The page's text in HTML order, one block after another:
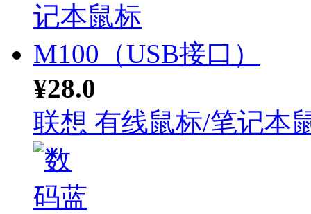
¥28.0
联想 有线鼠标/笔记本